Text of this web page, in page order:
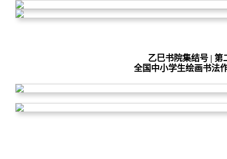
乙巳书院集结号 | 第
全国中小学生绘画书法